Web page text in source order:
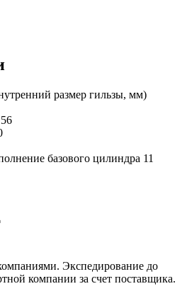
размер гильзы, мм)
56
базового цилиндра 11
Экспедирование до
компании за счет поставщика.